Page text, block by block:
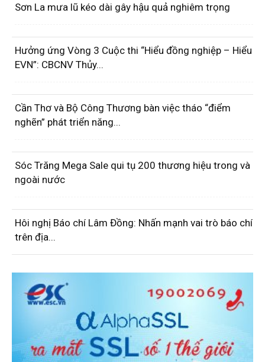
Sơn La mưa lũ kéo dài gây hậu quả nghiêm trọng
Hưởng ứng Vòng 3 Cuộc thi “Hiểu đồng nghiệp – Hiểu
EVN”: CBCNV Thủy...
Cần Thơ và Bộ Công Thương bàn việc tháo “điểm
nghẽn” phát triển năng...
Sóc Trăng Mega Sale qui tụ 200 thương hiệu trong và
ngoài nước
Hôi nghị Báo chí Lâm Đồng: Nhấn mạnh vai trò báo chí
trên địa...